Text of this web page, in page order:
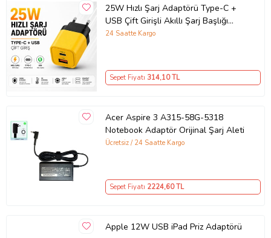
25W Hızlı Şarj Adaptörü Type-C +
USB Çift Girişli Akıllı Şarj Başlığı
Kompakt Tasarım
24 Saatte Kargo
Sepet Fiyatı 314,10 TL
Acer Aspire 3 A315-58G-5318
Notebook Adaptör Orijinal Şarj Aleti
Ücretsiz / 24 Saatte Kargo
Sepet Fiyatı 2224,60 TL
Apple 12W USB iPad Priz Adaptörü